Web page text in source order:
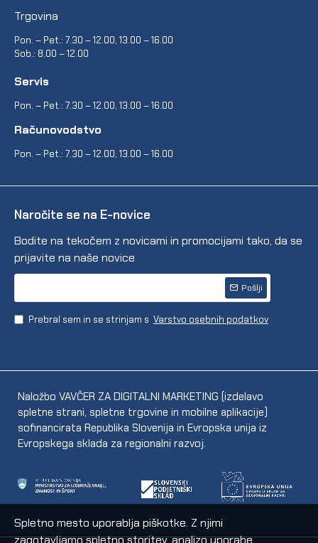
Trgovina
Pon. – Pet.: 7.30 – 12.00, 13.00 – 16.00
Sob.: 8.00 – 12.00
Servis
Pon. – Pet.: 7.30 – 12.00, 13.00 – 16.00
Računovodstvo
Pon. – Pet.: 7.30 – 12.00, 13.00 – 16.00
Naročite se na E-novice
Bodite na tekočem z novicami in promocijami tako, da se
prijavite na naše novice
Pošlji
Prebral sem in se strinjam s Varstvo osebnih podatkov
Naložbo VAVČER ZA DIGITALNI MARKETING (izdelavo
spletne strani, spletne trgovine in mobilne aplikacije)
sofinancirata Republika Slovenija in Evropska unija iz
Evropskega sklada za regionalni razvoj.
Spletno mesto uporablja piškotke. Z njimi
zagotavljamo spletno storitev, analizo uporabe,